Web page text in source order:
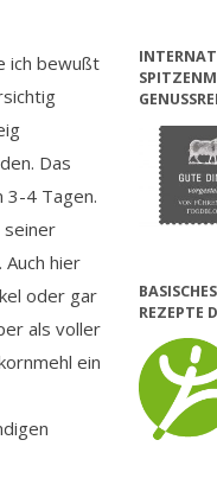
ich bewußt
Das
3-4 Tagen.
seiner
hier
oder gar
als voller
ein
REZEPTE